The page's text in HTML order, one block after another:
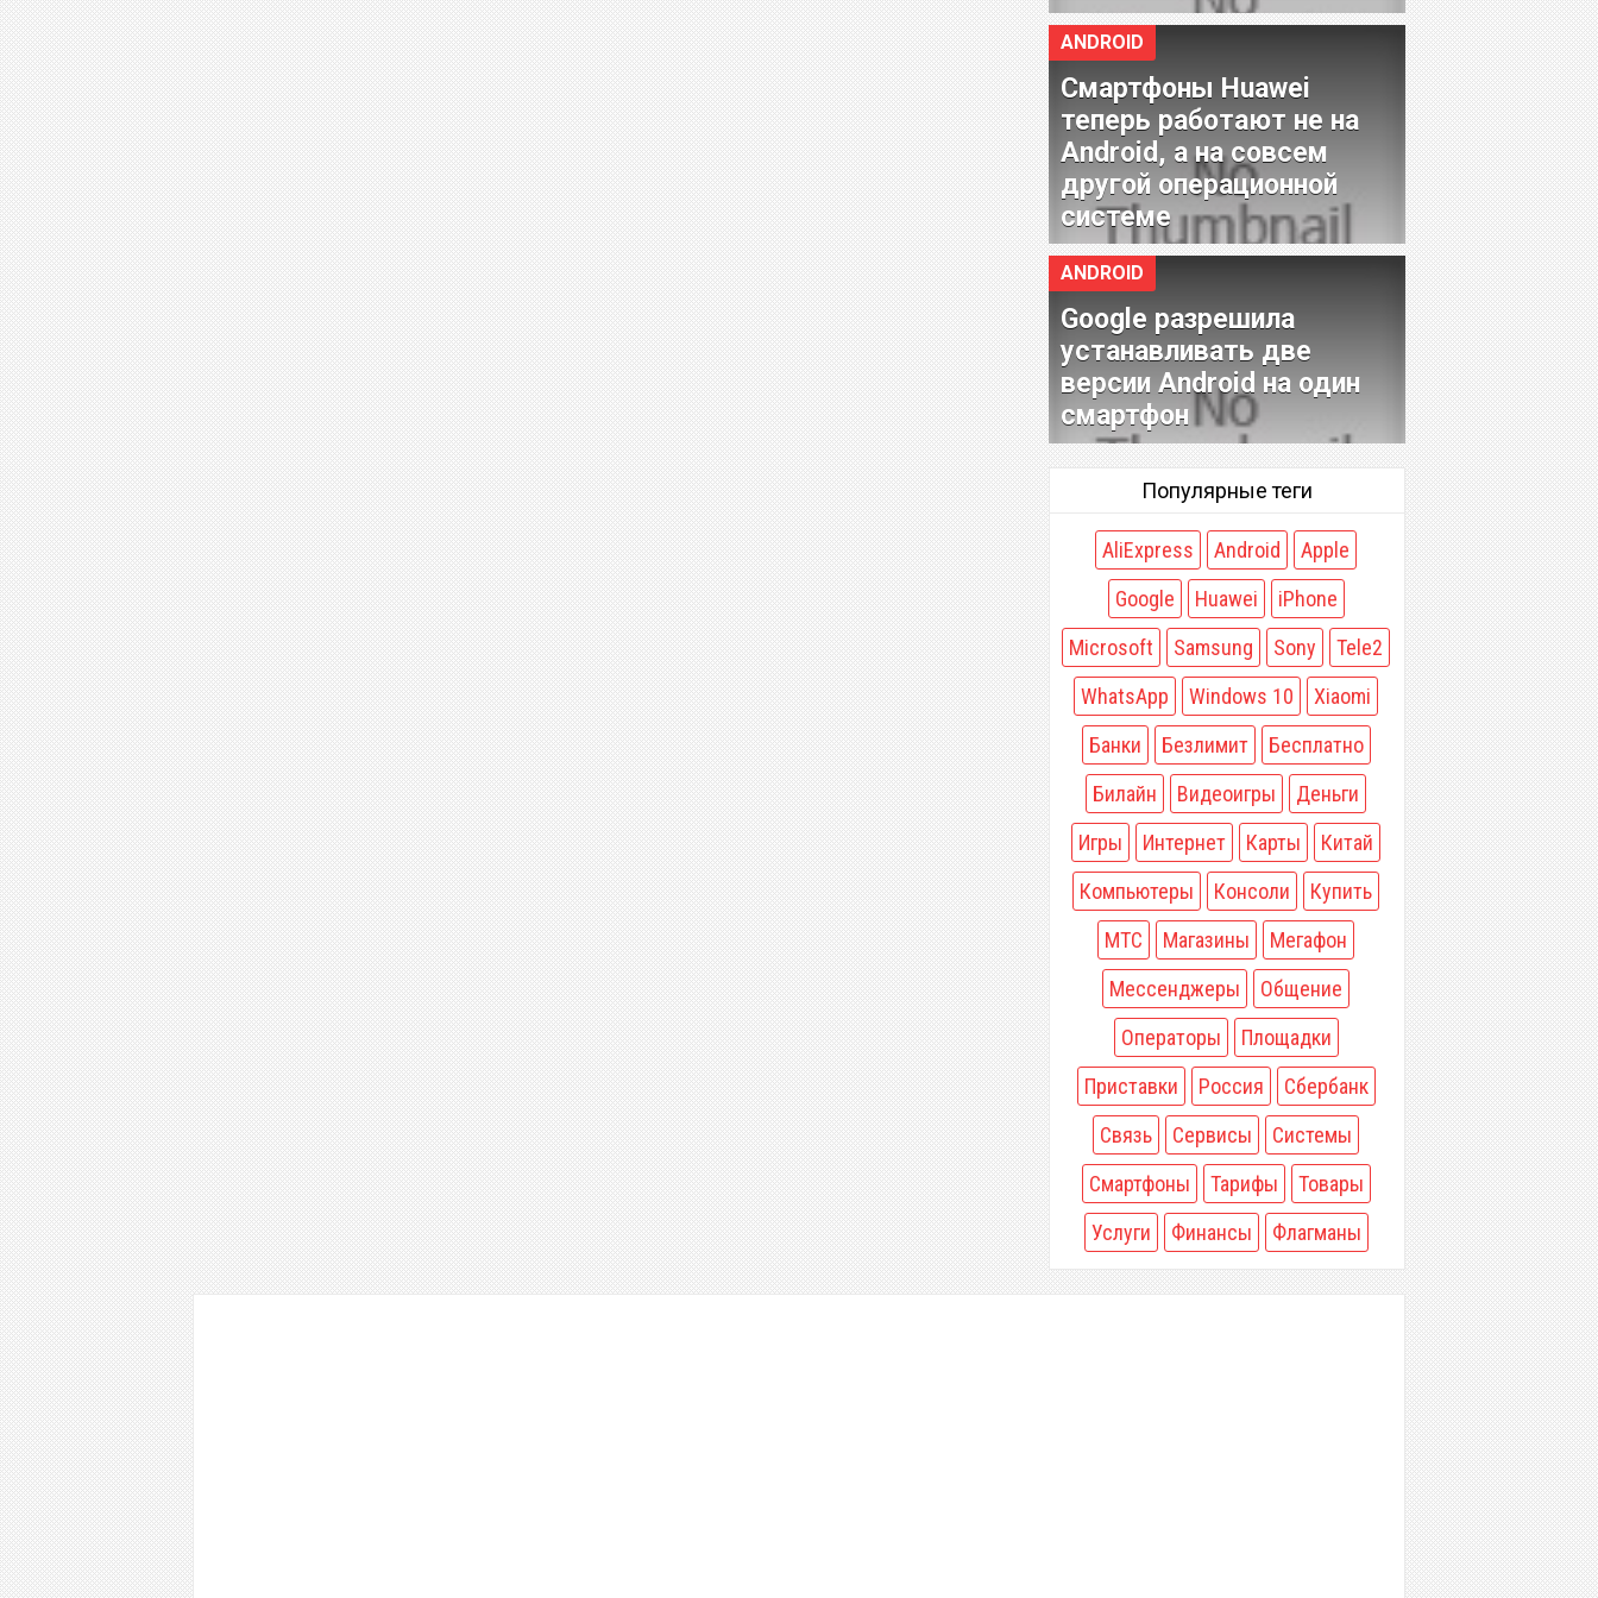
ANDROID
Смартфоны Huawei
теперь работают не на
Android, а на совсем
другой операционной
системе
ANDROID
Google разрешила
устанавливать две
версии Android на один
смартфон
Популярные теги
AliExpress Android
Apple
Google
Huawei
iPhone
Microsoft
Samsung Sony
Tele2
WhatsApp
Windows 10
Xiaomi
Банки
Безлимит
Бесплатно
Билайн
Видеоигры
Деньги
Игры
Интернет Карты
Китай
Компьютеры
Консоли
Купить
МТС
Магазины
Мегафон
Мессенджеры
Общение
Операторы
Площадки
Приставки
Россия
Сбербанк
Связь
Сервисы
Системы
Смартфоны
Тарифы
Товары
Услуги
Финансы Флагманы